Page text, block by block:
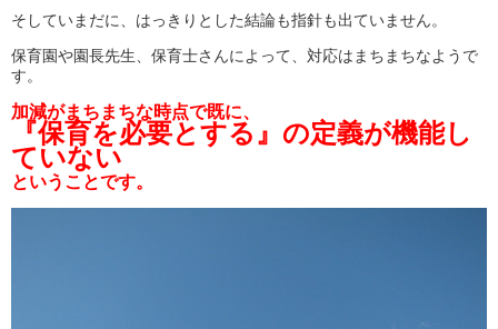
そしていまだに、はっきりとした結論も指針も出ていません。
保育園や園長先生、保育士さんによって、対応はまちまちなようで
す。
加減がまちまちな時点で既に、
『保育を必要とする』の定義が機能し
ていない
ということです。